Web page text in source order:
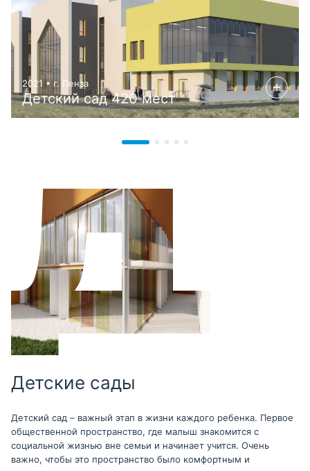
2021 • г. Пенза
Детский сад 420 мест
Детские сады
Детский сад – важный этап в жизни каждого ребенка. Первое
общественной пространство, где малыш знакомится с
социальной жизнью вне семьи и начинает учится. Очень
важно, чтобы это пространство было комфортным и